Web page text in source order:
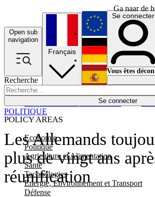
Ga naar de
Open sub
navigation
Recherche
Se connecter
POLICY AREAS
Economie
Politique
Agriculture et Alimentation
Santé
Technologies
Energie, Environnement et Transport
Défense
Économie
Français
English
Deutsch
Español
Se connecter
Vous êtes
Les Allemands
plus de vingt ans
réunification
POLITIQUE